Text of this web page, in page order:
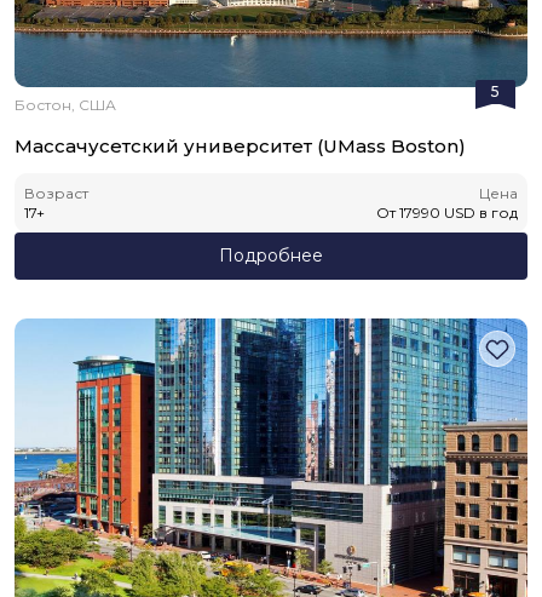
5
Бостон, США
Массачусетский университет (UMass Boston)
Возраст
17+
Цена
От 17990 USD в год
Подробнее